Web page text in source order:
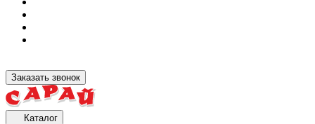
Заказать звонок
Каталог